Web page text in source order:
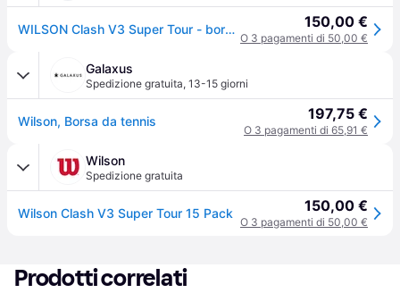
WILSON Clash V3 Super Tour - borsa da tennis 150,00 €
O 3 pagamenti di 50,00 €
Galaxus
Spedizione gratuita, 13-15 giorni
Wilson, Borsa da tennis 197,75 €
O 3 pagamenti di 65,91 €
Wilson
Spedizione gratuita
Wilson Clash V3 Super Tour 15 Pack 150,00 €
O 3 pagamenti di 50,00 €
Prodotti correlati